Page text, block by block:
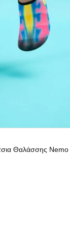
Θαλάσσης Nemo